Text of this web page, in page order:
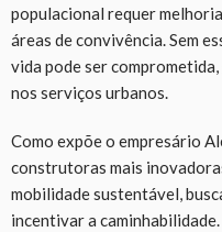
populacional requer
áreas de convivência. Sem
vida pode ser
nos serviços urbanos.
Como expõe o empresário
construtoras mais
mobilidade sustentável,
incentivar a